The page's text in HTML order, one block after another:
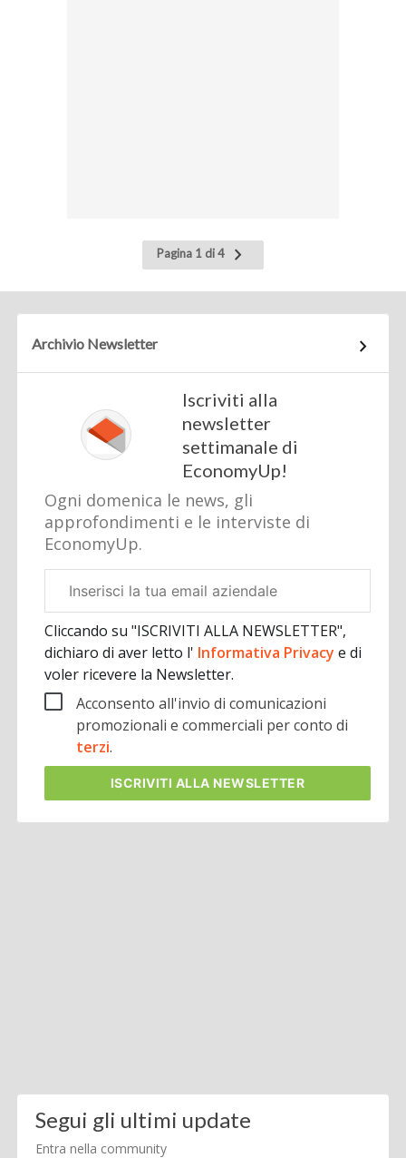
Pagina 1 di 4
Pagina
successiva
Archivio Newsletter
Iscriviti alla
newsletter
settimanale di
EconomyUp!
Ogni domenica le news, gli
approfondimenti e le interviste di
EconomyUp.
aziendale
Cliccando su "ISCRIVITI ALLA NEWSLETTER",
dichiaro di aver letto l' Informativa Privacye di
voler ricevere la Newsletter.
Acconsento all'invio di comunicazioni
promozionali e commerciali per conto di
terzi.
ISCRIVITI ALLA NEWSLETTER
Segui gli ultimi update
Entra nella community